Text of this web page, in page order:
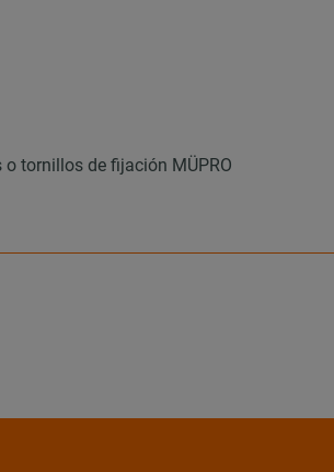
tornillos de fijación MÜPRO